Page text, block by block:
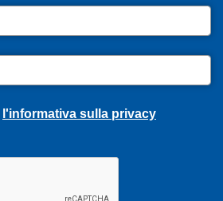
l'informativa sulla privacy